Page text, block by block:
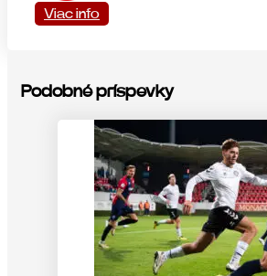
Viac info
Podobné príspevky